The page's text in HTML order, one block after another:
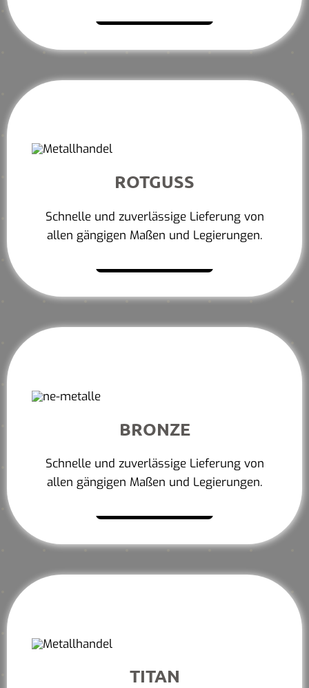
ROTGUSS
Schnelle und zuverlässige Lieferung von
allen gängigen Maßen und Legierungen.
BRONZE
Schnelle und zuverlässige Lieferung von
allen gängigen Maßen und Legierungen.
TITAN